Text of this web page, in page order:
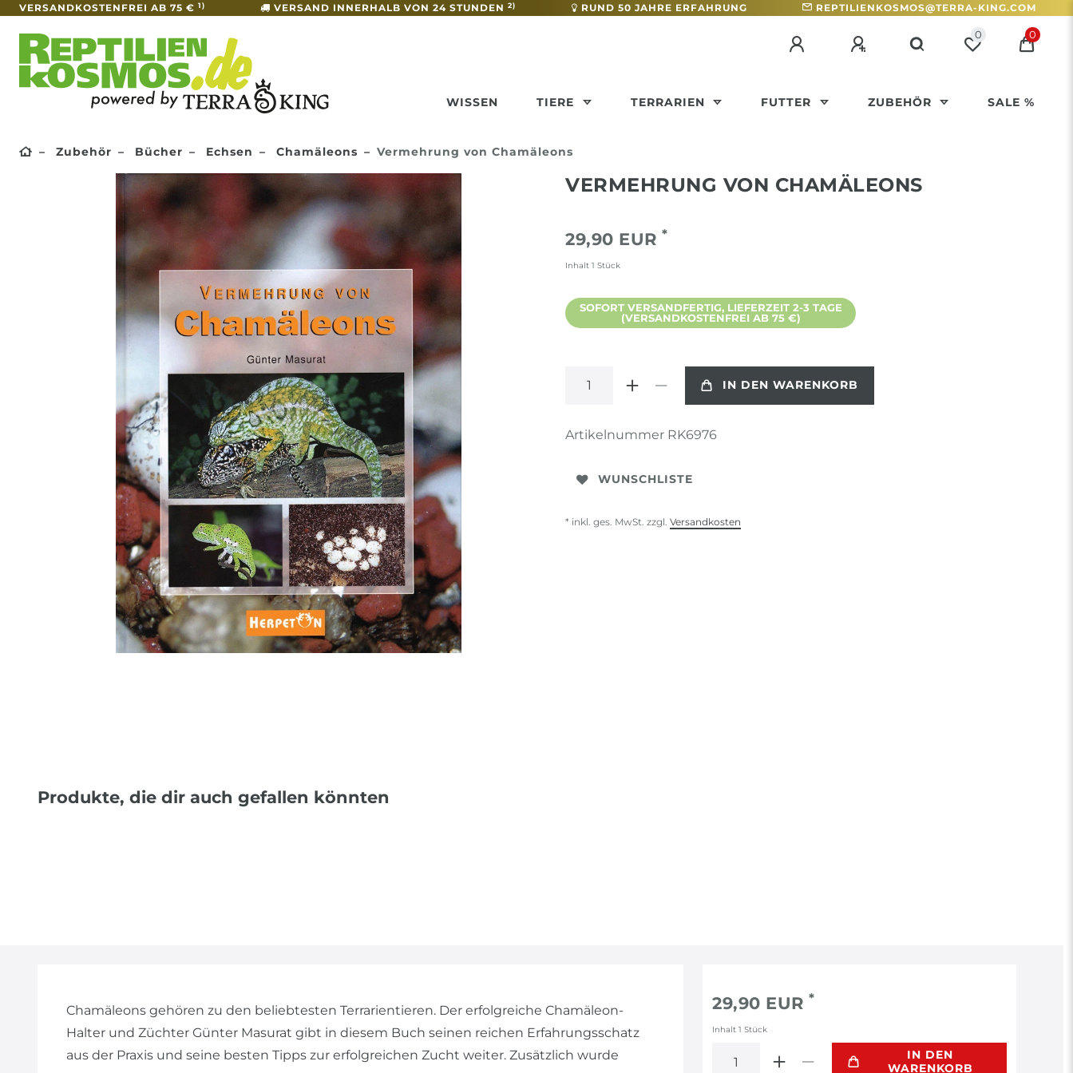
VERSANDKOSTENFREI AB 75 € 1) VERSAND INNERHALB VON 24 STUNDEN 2) RUND 50 JAHRE ERFAHRUNG REPTILIENKOSMOS@TERRA-KING.COM
0 0
WISSEN TIERE TERRARIEN FUTTER ZUBEHÖR SALE %
Zubehör Bücher Echsen Chamäleons Vermehrung von Chamäleons
VERMEHRUNG VON CHAMÄLEONS
29,90 EUR *
Inhalt 1 Stück
SOFORT VERSANDFERTIG, LIEFERZEIT 2-3 TAGE
(VERSANDKOSTENFREI AB 75 €)
IN DEN WARENKORB
Artikelnummer RK6976
WUNSCHLISTE
* inkl. ges. MwSt. zzgl. Versandkosten
Produkte, die dir auch gefallen könnten
Chamäleons gehören zu den beliebtesten Terrarientieren. Der erfolgreiche Chamäleon-
Halter und Züchter Günter Masurat gibt in diesem Buch seinen reichen Erfahrungsschatz
aus der Praxis und seine besten Tipps zur erfolgreichen Zucht weiter. Zusätzlich wurde
29,90 EUR*
Inhalt1Stück
IN DEN
WARENKORB